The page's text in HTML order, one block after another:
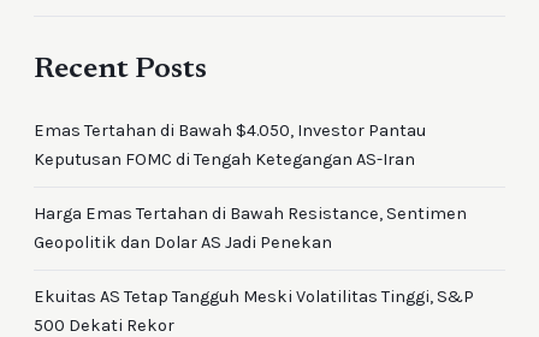
Recent Posts
Emas Tertahan di Bawah $4.050, Investor Pantau
Keputusan FOMC di Tengah Ketegangan AS-Iran
Harga Emas Tertahan di Bawah Resistance, Sentimen
Geopolitik dan Dolar AS Jadi Penekan
Ekuitas AS Tetap Tangguh Meski Volatilitas Tinggi, S&P
500 Dekati Rekor